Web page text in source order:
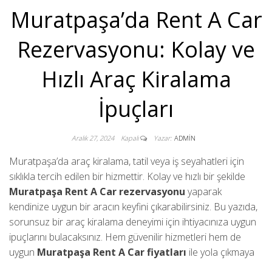
Muratpaşa’da Rent A Car
Rezervasyonu: Kolay ve
Hızlı Araç Kiralama
İpuçları
Aralık 27, 2024 Kapalı Yazar: ADMIN
Muratpaşa’da araç kiralama, tatil veya iş seyahatleri için
sıklıkla tercih edilen bir hizmettir. Kolay ve hızlı bir şekilde
Muratpaşa Rent A Car rezervasyonu yaparak
kendinize uygun bir aracın keyfini çıkarabilirsiniz. Bu yazıda,
sorunsuz bir araç kiralama deneyimi için ihtiyacınıza uygun
ipuçlarını bulacaksınız. Hem güvenilir hizmetleri hem de
uygun Muratpaşa Rent A Car fiyatları ile yola çıkmaya